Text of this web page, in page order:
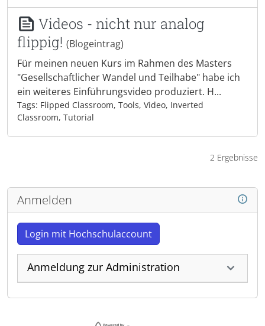
Videos - nicht nur analog
flippig! (Blogeintrag)
Für meinen neuen Kurs im Rahmen des Masters
"Gesellschaftlicher Wandel und Teilhabe" habe ich
ein weiteres Einführungsvideo produziert. H...
Tags: Flipped Classroom, Tools, Video, Inverted
Classroom, Tutorial
2 Ergebnisse
Anmelden
Login mit Hochschulaccount
Anmeldung zur Administration